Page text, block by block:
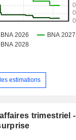
estimations
trimestriel -